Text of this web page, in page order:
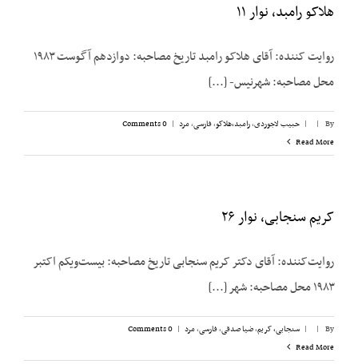
هلاکو رامبد، نوار ۱۱
روایت کننده: آقای هلاکو رامبد تاریخ مصاحبه: دوازدهم آگوست ۱۹۸۳
محل مصاحبه: شهرنیس- [...]
By
|
| حبیب لاجوردی,رامبد،‌هلاکو,فارسی,مرد |
0 Comments
Read More
کریم سنجابی، نوار ۲۶
روایت‌‌کننده: آقای دکتر کریم سنجابی تاریخ مصاحبه: بیست‌‌ویکم اکتبر
۱۹۸۳ محل مصاحبه: شهر [...]
By
|
| سنجابی، کریم,ضیا صدقی,فارسی,مرد |
0 Comments
Read More